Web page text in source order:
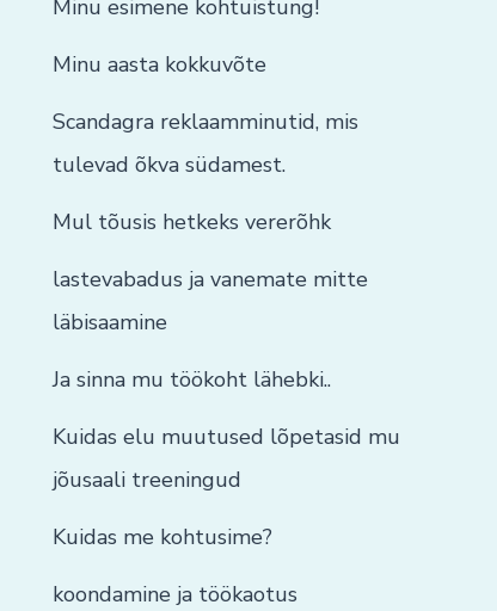
Minu esimene kohtuistung!
Minu aasta kokkuvõte
Scandagra reklaamminutid, mis
tulevad õkva südamest.
Mul tõusis hetkeks vererõhk
lastevabadus ja vanemate mitte
läbisaamine
Ja sinna mu töökoht lähebki..
Kuidas elu muutused lõpetasid mu
jõusaali treeningud
Kuidas me kohtusime?
koondamine ja töökaotus